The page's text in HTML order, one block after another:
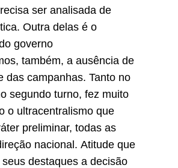
ser analisada de
. Outra delas é o
governo
, também, a ausência de
das campanhas. Tanto no
segundo turno, fez muito
o ultracentralismo que
preliminar, todas as
nacional. Atitude que
seus destaques a decisão